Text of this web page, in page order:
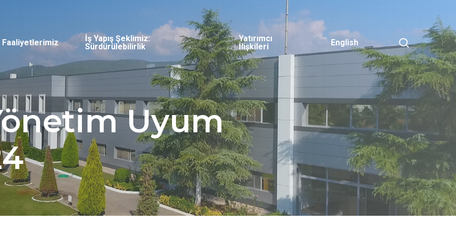
Faaliyetlerimiz
İş Yapış Şeklimiz:
Sürdürülebilirlik
Yatırımcı
İlişkileri
English search
Uyum